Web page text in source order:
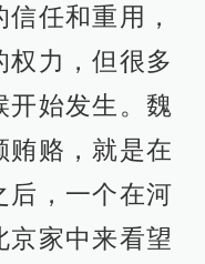
任和重用，
权力，但很多
开始发生。魏
贿赂，就是在
后，一个在河
京家中来看望